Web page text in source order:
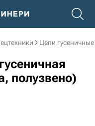
Цепи гусеничные
полузвено)